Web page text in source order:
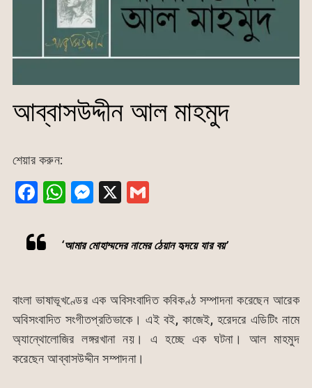
আব্বাসউদ্দীন আল মাহমুদ
শেয়ার করুন:
F
c
e
o
o
k
W
at
p
p
M
s
s
n
g
er
X G
ai
‘আমার মোহাম্মদের নামের ঠেয়ান হৃদয়ে যার বয়’
বাংলা ভাষাভূখণ্ডের এক অবিসংবাদিত কবিকণ্ঠ সম্পাদনা করেছেন আরেক
অবিসংবাদিত সংগীতপ্রতিভাকে। এই বই, কাজেই, হরেদরে এডিটিং নামে
অ্যান্থোলোজির লঙ্গরখানা নয়। এ হচ্ছে এক ঘটনা। আল মাহমুদ
করেছেন আব্বাসউদ্দীন সম্পাদনা।